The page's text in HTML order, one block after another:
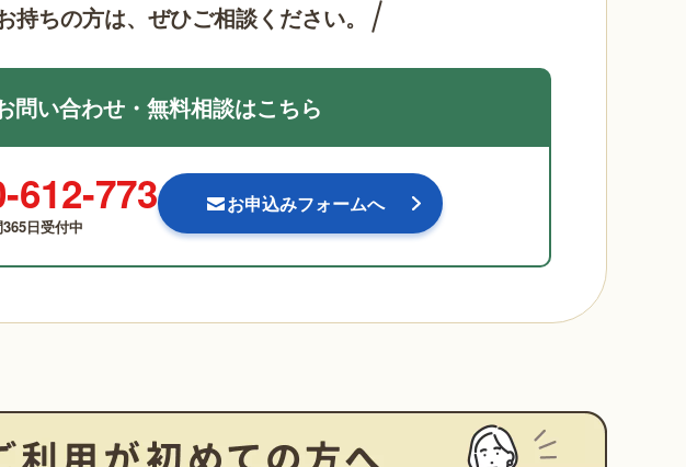
ちの方は、 ぜひご相談ください。
問い合わせ・無料相談はこちら
612-773
日受付中
お申込みフォームへ